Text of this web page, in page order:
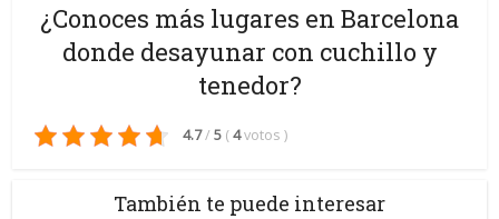
¿Conoces más lugares en Barcelona
donde desayunar con cuchillo y
tenedor?
4.7/ 5 (4votos )
También te puede interesar